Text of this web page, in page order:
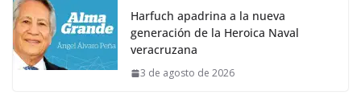
Harfuch apadrina a la nueva
generación de la Heroica Naval
veracruzana
3 de agosto de 2026